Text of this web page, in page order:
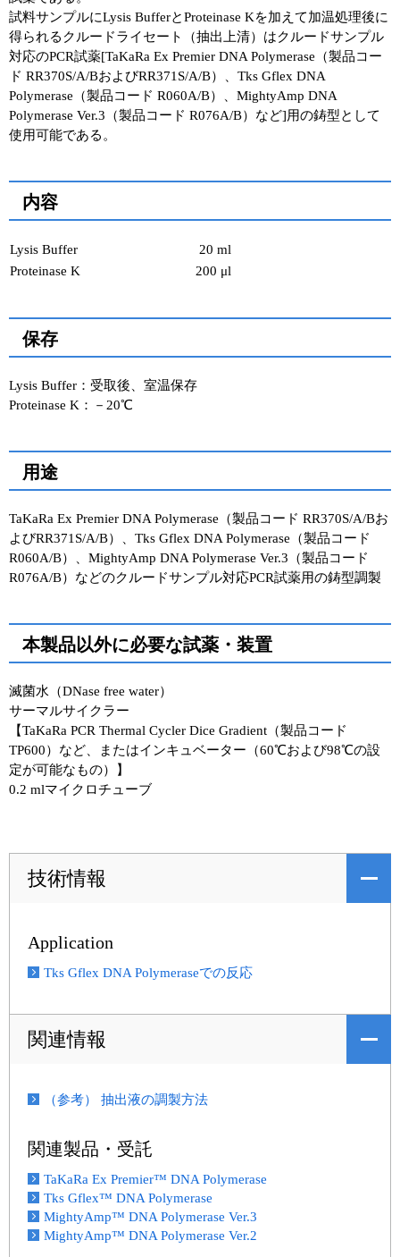
アプリケーションノート
プロトコール集
ユーザーズボイス集
動画ライブラリー
試料サンプルにLysis BufferとProteinase Kを加えて加温処理後に
得られるクルードライセート（抽出上清）はクルードサンプル
対応のPCR試薬[TaKaRa Ex Premier DNA Polymerase（製品コー
ド RR370S/A/BおよびRR371S/A/B）、Tks Gflex DNA
Polymerase（製品コード R060A/B）、MightyAmp DNA
Polymerase Ver.3（製品コード R076A/B）など]用の鋳型として
使用可能である。
内容
Lysis Buffer
20 ml
Proteinase K
200 μl
保存
Lysis Buffer：受取後、室温保存
Proteinase K：－20℃
用途
TaKaRa Ex Premier DNA Polymerase（製品コード RR370S/A/Bお
よびRR371S/A/B）、Tks Gflex DNA Polymerase（製品コード
R060A/B）、MightyAmp DNA Polymerase Ver.3（製品コード
R076A/B）などのクルードサンプル対応PCR試薬用の鋳型調製
本製品以外に必要な試薬・装置
滅菌水（DNase free water）
サーマルサイクラー
【TaKaRa PCR Thermal Cycler Dice Gradient（製品コード
TP600）など、またはインキュベーター（60℃および98℃の設
定が可能なもの）】
0.2 mlマイクロチューブ
技術情報
Application
Tks Gflex DNA Polymeraseでの反応
関連情報
（参考） 抽出液の調製方法
関連製品・受託
TaKaRa Ex Premier™ DNA Polymerase
Tks Gflex™ DNA Polymerase
MightyAmp™ DNA Polymerase Ver.3
MightyAmp™ DNA Polymerase Ver.2